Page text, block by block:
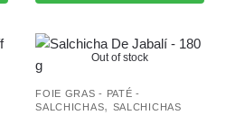
Out of stock
FOIE GRAS - PATÉ -
SALCHICHAS, SALCHICHAS